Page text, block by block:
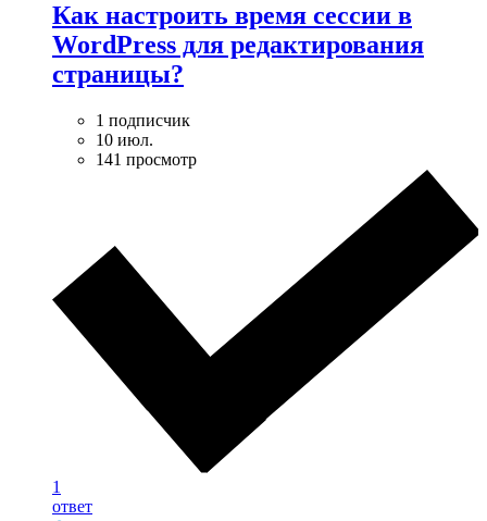
Как настроить время сессии в
WordPress для редактирования
страницы?
1 подписчик
10 июл.
141 просмотр
1
ответ